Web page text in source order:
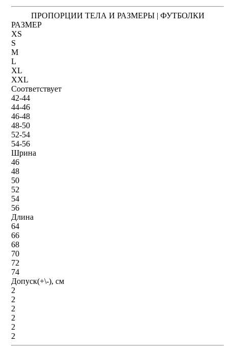
ПРОПОРЦИИ ТЕЛА И РАЗМЕРЫ | ФУТБОЛКИ
РАЗМЕР
XS
S
M
L
XL
XXL
Соответствует
42-44
44-46
46-48
48-50
52-54
54-56
Шрина
46
48
50
52
54
56
Длина
64
66
68
70
72
74
Допуск(+\-), см
2
2
2
2
2
2